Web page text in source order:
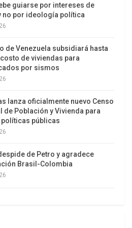
el Consejo Nacional de
de Desarrollo Social
del organismo, José Nabor
la situación pudo ser
sociales. El número de
moderada (con ingresos
la canasta básica
a 58.2 millones de
de ayuda.
guiarse por intereses de
no por ideología política
de Venezuela subsidiará hasta
de viviendas para
por sismos
lanza oficialmente nuevo Censo
de Población y Vivienda para
públicas
de Petro y agradece
Brasil-Colombia